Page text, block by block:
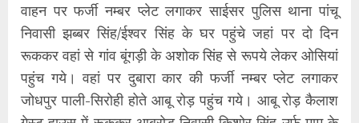
वाहन पर फर्जी नम्बर प्लेट लगाकर साईसर पुलिस थाना पांचू
निवासी झब्बर सिंह/ईश्वर सिंह के घर पहुंचे जहां पर दो दिन
रूककर वहां से गांव बूंगड़ी के अशोक सिंह से रूपये लेकर ओसियां
पहुंच गये। वहां पर दुबारा कार की फर्जी नम्बर प्लेट लगाकर
जोधपुर पाली-सिरोही होते आबू रोड़ पहुंच गये। आबू रोड़ कैलाश